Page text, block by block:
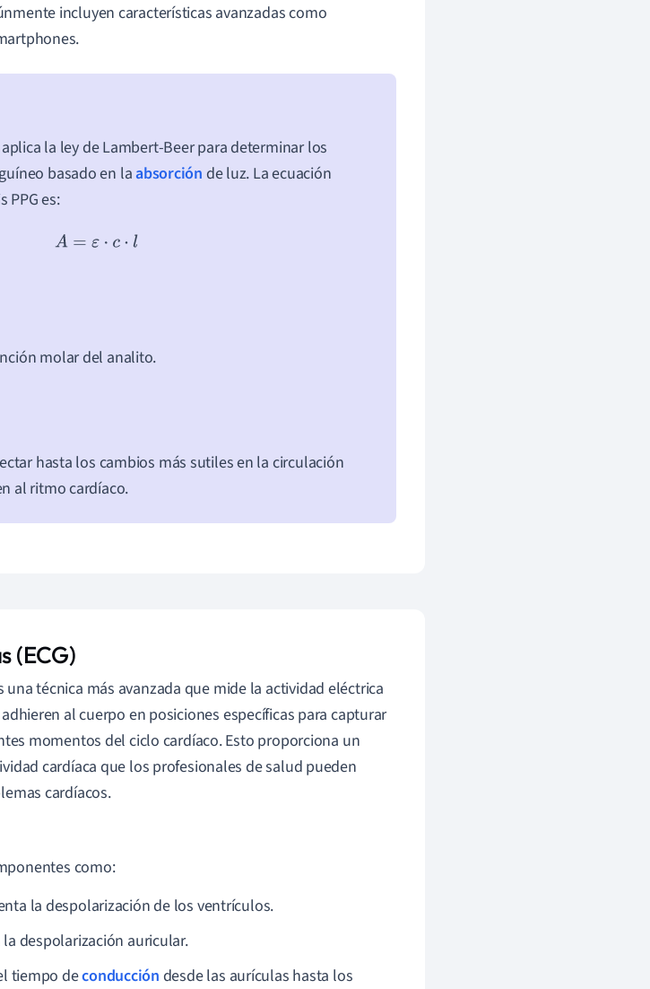
incluyen características avanzadas como
la ley de Lambert-Beer para determinar los
basado en laabsorción de luz. La ecuación
PPG es:
A= ε⋅ c ⋅l
molar del analito.
hasta los cambios más sutiles en la circulación
al ritmo cardíaco.
(ECG)
una técnica más avanzada que mide la actividad eléctrica
al cuerpo en posiciones específicas para capturar
momentos del ciclo cardíaco. Esto proporciona un
cardíaca que los profesionales de salud pueden
cardíacos.
como:
la despolarización de los ventrículos.
despolarización auricular.
tiempo deconducción desde las aurículas hasta los